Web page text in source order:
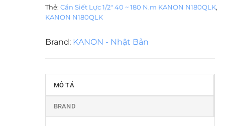
Thẻ: Cần Siết Lực 1/2" 40 ~ 180 N.m KANON N180QLK,
KANON N180QLK
Brand: KANON - Nhật Bản
MÔ TẢ
BRAND